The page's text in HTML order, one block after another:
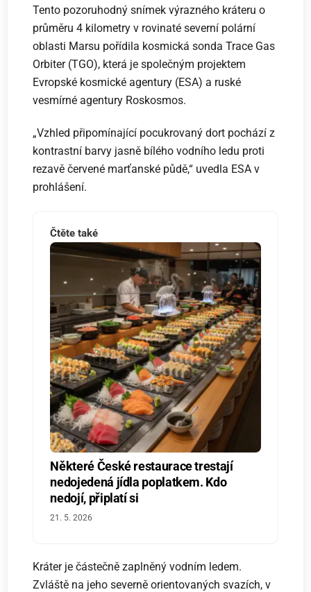
Tento pozoruhodný snímek výrazného kráteru o
průměru 4 kilometry v rovinaté severní polární
oblasti Marsu pořídila kosmická sonda Trace Gas
Orbiter (TGO), která je společným projektem
Evropské kosmické agentury (ESA) a ruské
vesmírné agentury Roskosmos.
„Vzhled připomínající pocukrovaný dort pochází z
kontrastní barvy jasně bílého vodního ledu proti
rezavě červené marťanské půdě,“ uvedla ESA v
prohlášení.
Čtěte také
Některé České restaurace trestají
nedojedená jídla poplatkem. Kdo
nedojí, připlatí si
21. 5. 2026
Kráter je částečně zaplněný vodním ledem.
Zvláště na jeho severně orientovaných svazích, v